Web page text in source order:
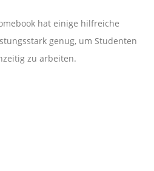
hat einige hilfreiche
genug, um Studenten
zu arbeiten.